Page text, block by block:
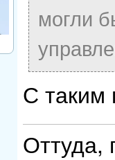
могли
С таким
Оттуда,